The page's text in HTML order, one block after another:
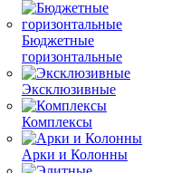
Бюджетные
горизонтальные
Эксклюзивные
Комплексы
Арки и Колонны